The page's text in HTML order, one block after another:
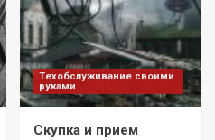
Техобслуживание своими
руками
Скупка и прием